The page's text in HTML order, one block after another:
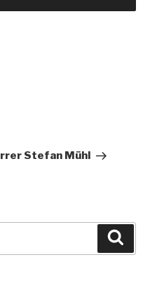
Stefan Mühl